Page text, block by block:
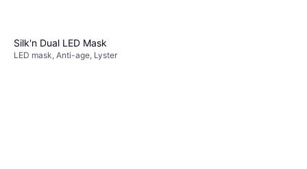
Silk'n Dual LED Mask
LED mask, Anti-age, Lyster